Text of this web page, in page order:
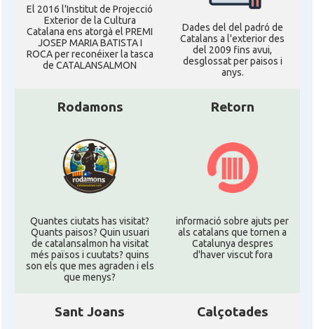
El 2016 l'Institut de Projecció
Exterior de la Cultura
Catalana ens atorgà el PREMI
JOSEP MARIA BATISTA I
ROCA per reconéixer la tasca
de CATALANSALMON
Dades del del padró de
Catalans a l'exterior des
del 2009 fins avui,
desglossat per paisos i
anys.
Rodamons
Quantes ciutats has visitat?
Quants paisos? Quin usuari
de catalansalmon ha visitat
més països i cuutats? quins
son els que mes agraden i els
que menys?
Retorn
informació sobre ajuts per
als catalans que tornen a
Catalunya despres
d'haver viscut fora
Sant Joans Calçotades